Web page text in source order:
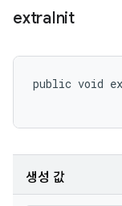
extraInit
public void
생성 값